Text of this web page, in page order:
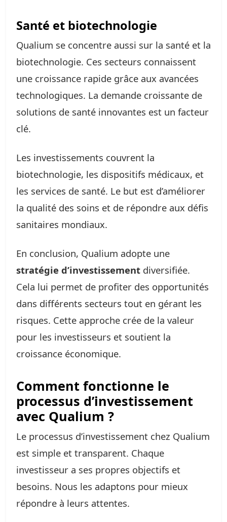
Santé et biotechnologie
Qualium se concentre aussi sur la santé et la
biotechnologie. Ces secteurs connaissent
une croissance rapide grâce aux avancées
technologiques. La demande croissante de
solutions de santé innovantes est un facteur
clé.
Les investissements couvrent la
biotechnologie, les dispositifs médicaux, et
les services de santé. Le but est d’améliorer
la qualité des soins et de répondre aux défis
sanitaires mondiaux.
En conclusion, Qualium adopte une
stratégie d’investissement diversifiée.
Cela lui permet de profiter des opportunités
dans différents secteurs tout en gérant les
risques. Cette approche crée de la valeur
pour les investisseurs et soutient la
croissance économique.
Comment fonctionne le
processus d’investissement
avec Qualium ?
Le processus d’investissement chez Qualium
est simple et transparent. Chaque
investisseur a ses propres objectifs et
besoins. Nous les adaptons pour mieux
répondre à leurs attentes.